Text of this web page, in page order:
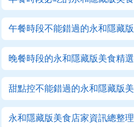
午餐時段不能錯過的永和隱藏
晚餐時段的永和隱藏版美食精選
甜點控不能錯過的永和隱藏版
永和隱藏版美食店家資訊總整理